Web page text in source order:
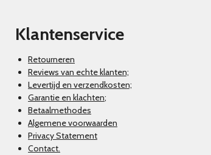
Klantenservice
Retourneren
Reviews van echte klanten;
Levertijd en verzendkosten;
Garantie en klachten;
Betaalmethodes
Algemene voorwaarden
Privacy Statement
Contact.